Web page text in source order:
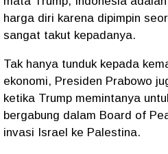
harga diri karena dipimpin
sangat takut kepadanya.
Tak hanya tunduk kepada
ekonomi, Presiden Prabowo
ketika Trump memintanya
bergabung dalam Board of
invasi Israel ke Palestina.